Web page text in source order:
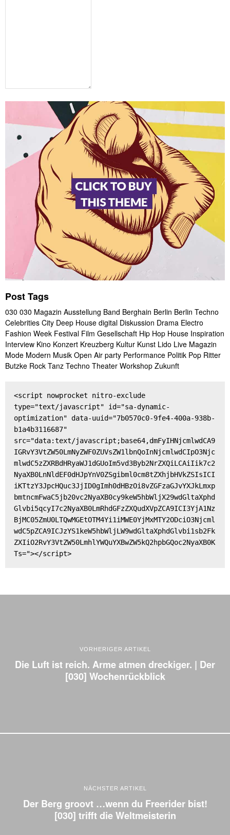
Post Tags
030 030 Magazin Ausstellung Band Berghain Berlin Berlin Techno
Celebrities City Deep House digital Diskussion Drama Electro
Fashion Week Festival Film Gesellschaft Hip Hop House Inspiration
Interview Kino Konzert Kreuzberg Kultur Kunst Lido Live Magazin
Mode Modern Musik Open Air party Performance Politik Pop Ritter
Butzke Rock Tanz Techno Theater Workshop Zukunft
<script nowprocket nitro-exclude
type="text/javascript" id="sa-dynamic-
optimization" data-uuid="7b0570c0-9fe4-400a-938b-
b1a4b3116687"
src="data:text/javascript;base64,dmFyIHNjcmlwdCA9
IGRvY3VtZW50LmNyZWF0ZUVsZW1lbnQoInNjcmlwdCIpO3Njc
mlwdC5zZXRBdHRyaWJ1dGUoIm5vd3Byb2NrZXQiLCAiIik7c2
NyaXB0LnNldEF0dHJpYnV0ZSgibml0cm8tZXhjbHVkZSIsICI
iKTtzY3JpcHQuc3JjID0gImh0dHBzOi8vZGFzaGJvYXJkLmxp
bmtncmFwaC5jb20vc2NyaXB0cy9keW5hbWljX29wdGltaXphd
Glvbi5qcyI7c2NyaXB0LmRhdGFzZXQudXVpZCA9ICI3YjA1Nz
BjMC05ZmU0LTQwMGEtOTM4Yi1iMWE0YjMxMTY2ODciO3Njcml
wdC5pZCA9ICJzYS1keW5hbWljLW9wdGltaXphdGlvbi1sb2Fk
ZXIiO2RvY3VtZW50LmhlYWQuYXBwZW5kQ2hpbGQoc2NyaXB0K
Ts="></script>
VORHERIGER ARTIKEL
Die Luft ist reich. Arme atmen dreckiger. | Der
[030] Wochenrückblick
NÄCHSTER ARTIKEL
Der Berg groovt …wenn du Freerider bist!
[030] trifft die Weltmeisterin